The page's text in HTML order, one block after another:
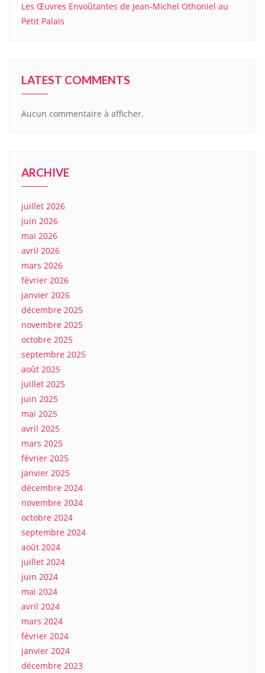
Les Œuvres Envoûtantes de Jean-Michel Othoniel au
Petit Palais
LATEST COMMENTS
Aucun commentaire à afficher.
ARCHIVE
juillet 2026
juin 2026
mai 2026
avril 2026
mars 2026
février 2026
janvier 2026
décembre 2025
novembre 2025
octobre 2025
septembre 2025
août 2025
juillet 2025
juin 2025
mai 2025
avril 2025
mars 2025
février 2025
janvier 2025
décembre 2024
novembre 2024
octobre 2024
septembre 2024
août 2024
juillet 2024
juin 2024
mai 2024
avril 2024
mars 2024
février 2024
janvier 2024
décembre 2023